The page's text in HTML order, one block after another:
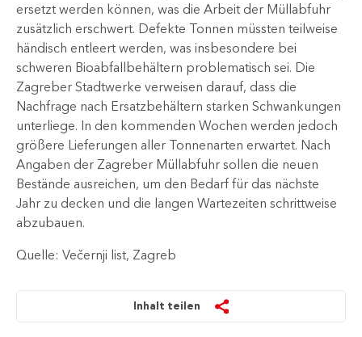
ersetzt werden können, was die Arbeit der Müllabfuhr
zusätzlich erschwert. Defekte Tonnen müssten teilweise
händisch entleert werden, was insbesondere bei
schweren Bioabfallbehältern problematisch sei. Die
Zagreber Stadtwerke verweisen darauf, dass die
Nachfrage nach Ersatzbehältern starken Schwankungen
unterliege. In den kommenden Wochen werden jedoch
größere Lieferungen aller Tonnenarten erwartet. Nach
Angaben der Zagreber Müllabfuhr sollen die neuen
Bestände ausreichen, um den Bedarf für das nächste
Jahr zu decken und die langen Wartezeiten schrittweise
abzubauen.​
Quelle: Večernji list, Zagreb
Inhalt teilen